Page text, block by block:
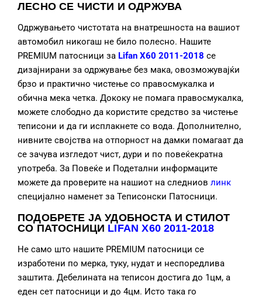
ЛЕСНО СЕ ЧИСТИ И ОДРЖУВА
Одржувањето чистотата на внатрешноста на вашиот
автомобил никогаш не било полесно. Нашите
PREMIUM патосници за Lifan X60 2011-2018 се
дизајнирани за одржување без мака, овозможувајќи
брзо и практично чистење со правосмукалка и
обична мека четка. Дококу не помага правосмукалка,
можете слободно да користите средство за чистење
теписони и да ги исплакнете со вода. Дополнително,
нивните својства на отпорност на дамки помагаат да
се зачува изгледот чист, дури и по повеќекратна
употреба. За Повеќе и Подетални информаците
можете да проверите на нашиот на следниов линк
специјално наменет за Теписонски Патосници.
ПОДОБРЕТЕ ЈА УДОБНОСТА И СТИЛОТ
СО ПАТОСНИЦИ LIFAN X60 2011-2018
Не само што нашите PREMIUM патосници се
изработени по мерка, туку, нудат и неспоредлива
заштита. Дебелината на теписон достига до 1цм, а
еден сет патосници и до 4цм. Исто така го